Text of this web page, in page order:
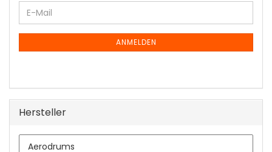
WEITER
ZUR
NEWSLETTER-
E-
Mail
ANMELDEN
Hersteller